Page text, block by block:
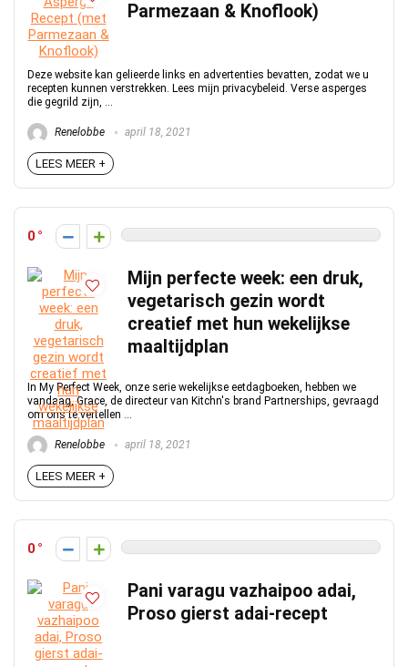
Parmezaan & Knoflook)
Deze website kan gelieerde links en advertenties bevatten, zodat we u
recepten kunnen verstrekken. Lees mijn privacybeleid. Verse asperges
die gegrild zijn, ...
Renelobbe april 18, 2021
LEES MEER +
0
Mijn perfecte week: een druk,
vegetarisch gezin wordt
creatief met hun wekelijkse
maaltijdplan
In My Perfect Week, onze serie wekelijkse eetdagboeken, hebben we
vandaag, Grace, de directeur van Kitchn's brand Partnerships, gevraagd
om ons te vertellen ...
Renelobbe april 18, 2021
LEES MEER +
0
Pani varagu vazhaipoo adai,
Proso gierst adai-recept